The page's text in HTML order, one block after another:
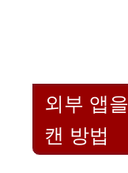
외부 앱
캔 방법